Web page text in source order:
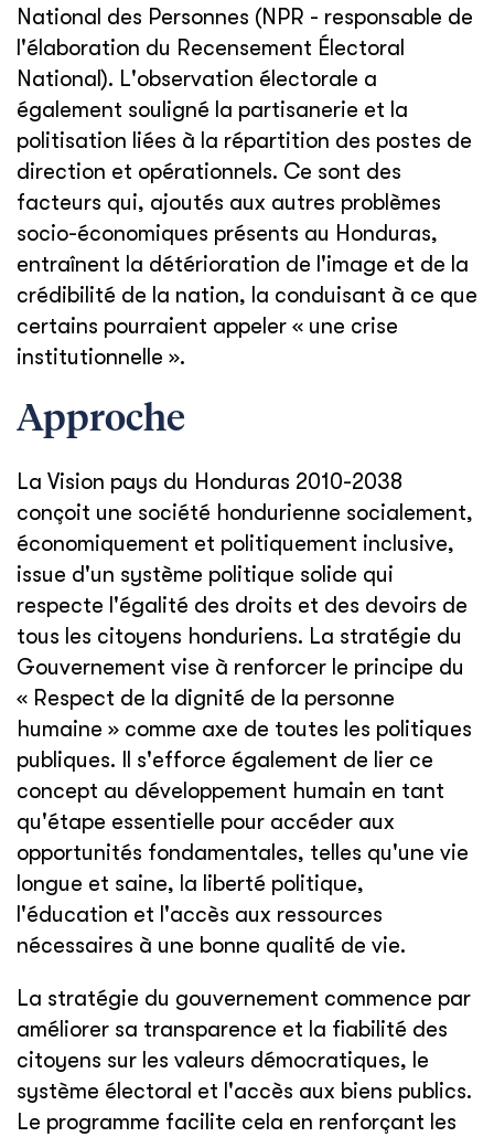
National des Personnes (NPR - responsable de
l'élaboration du Recensement Électoral
National). L'observation électorale a
également souligné la partisanerie et la
politisation liées à la répartition des postes de
direction et opérationnels. Ce sont des
facteurs qui, ajoutés aux autres problèmes
socio-économiques présents au Honduras,
entraînent la détérioration de l'image et de la
crédibilité de la nation, la conduisant à ce que
certains pourraient appeler « une crise
institutionnelle ».
Approche
La Vision pays du Honduras 2010-2038
conçoit une société hondurienne socialement,
économiquement et politiquement inclusive,
issue d'un système politique solide qui
respecte l'égalité des droits et des devoirs de
tous les citoyens honduriens. La stratégie du
Gouvernement vise à renforcer le principe du
« Respect de la dignité de la personne
humaine » comme axe de toutes les politiques
publiques. Il s'efforce également de lier ce
concept au développement humain en tant
qu'étape essentielle pour accéder aux
opportunités fondamentales, telles qu'une vie
longue et saine, la liberté politique,
l'éducation et l'accès aux ressources
nécessaires à une bonne qualité de vie.
La stratégie du gouvernement commence par
améliorer sa transparence et la fiabilité des
citoyens sur les valeurs démocratiques, le
système électoral et l'accès aux biens publics.
Le programme facilite cela en renforçant les